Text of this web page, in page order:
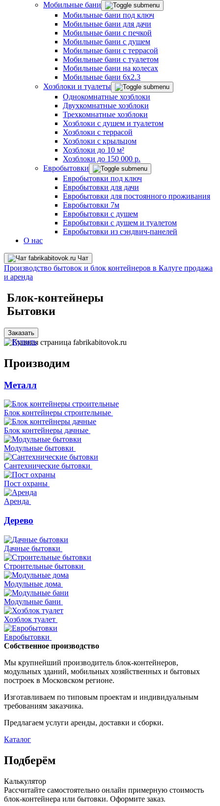
Мобильные бани
Мобильные бани под ключ
Мобильные бани для дачи
Мобильные бани с печкой
Мобильные бани с душем
Мобильные бани с террасой
Мобильные бани с туалетом
Мобильные бани на колесах
Мобильные бани 6х2.3
Хозблоки и туалеты
Однокомнатные хозблоки
Двухкомнатные хозблоки
Трехкомнатные хозблоки
Хозблоки с душем и туалетом
Хозблоки с террасой
Хозблоки с крыльцом
Хозблоки до 10 м²
Хозблоки до 150 000 р.
Евробытовки
Евробытовки под ключ
Евробытовки для дачи
Евробытовки для постоянного проживания
Евробытовки 7м
Евробытовки с душем
Евробытовки с душем и туалетом
Евробытовки из сэндвич-панелей
О нас
Чат
Производство бытовок и блок контейнеров в Калуге продажа
и аренда
Блок-контейнеры
Бытовки
Заказать
Купить
Производим
Металл
Блок контейнеры строительные
Блок контейнеры дачные
Модульные бытовки
Сантехнические бытовки
Пост охраны
Аренда
Дерево
Дачные бытовки
Строительные бытовки
Модульные дома
Модульные бани
Хозблок туалет
Евробытовки
Собственное производство
Мы крупнейший производитель блок-контейнеров,
модульных зданий, мобильных хозяйственных и бытовых
построек в Московском регионе.
Изготавливаем по типовым проектам и индивидуальным
требованиям заказчика.
Предлагаем услуги аренды, доставки и сборки.
Каталог
Подберём
Калькулятор
Рассчитайте самостоятельно онлайн примерную стоимость
блок-контейнера или бытовки. Оформите заказ.